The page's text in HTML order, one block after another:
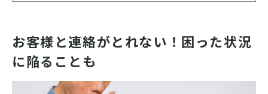
お客様と連絡がとれない！困った状況
に陥ることも